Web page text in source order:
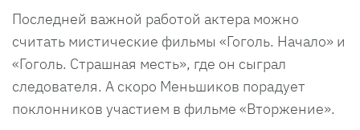
Последней важной работой актера можно
считать мистические фильмы «Гоголь. Начало» и
«Гоголь. Страшная месть», где он сыграл
следователя. А скоро Меньшиков порадует
поклонников участием в фильме «Вторжение».